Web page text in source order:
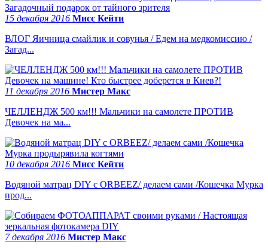
15 декабря 2016 Мисс Кейти
ВЛОГ Яичница смайлик и совунья / Едем на медкомиссию /
Загад...
11 декабря 2016 Мистер Макс
ЧЕЛЛЕНДЖ 500 км!!! Мальчики на самолете ПРОТИВ
Девочек на ма...
10 декабря 2016 Мисс Кейти
Водяной матрац DIY с ORBEEZ/ делаем сами /Кошечка Мурка
прод...
7 декабря 2016 Мистер Макс